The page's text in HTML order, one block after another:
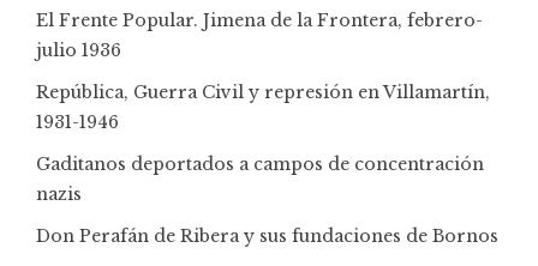
El Frente Popular. Jimena de la Frontera, febrero-
julio 1936
República, Guerra Civil y represión en Villamartín,
1931-1946
Gaditanos deportados a campos de concentración
nazis
Don Perafán de Ribera y sus fundaciones de Bornos